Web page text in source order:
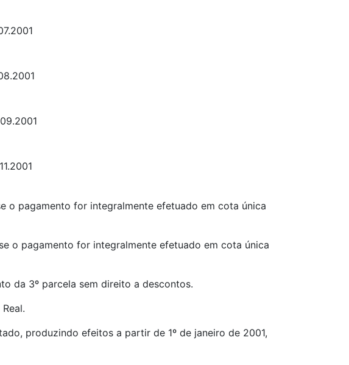
o pagamento for integralmente efetuado em cota única
o pagamento for integralmente efetuado em cota única
da 3º parcela sem direito a descontos.
produzindo efeitos a partir de 1º de janeiro de 2001,